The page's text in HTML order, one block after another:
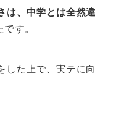
は、中学とは全然違
す。
した上で、実テに向